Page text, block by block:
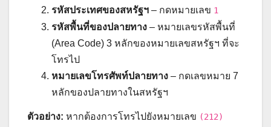
รหัสประเทศของสหรัฐฯ – กดหมายเลข 1
รหัสพื้นที่ของปลายทาง – หมายเลขรหัสพื้นที่
(Area Code) 3 หลักของหมายเลขสหรัฐฯ ที่จะ
โทรไป
หมายเลขโทรศัพท์ปลายทาง – กดเลขหมาย 7
หลักของปลายทางในสหรัฐฯ
ตัวอย่าง: หากต้องการโทรไปยังหมายเลข (212)